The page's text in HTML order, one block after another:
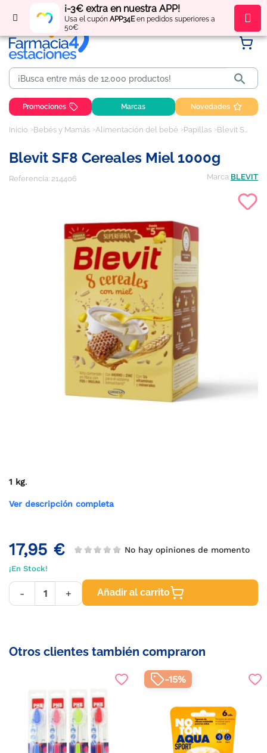
¡-3€ extra en nuestra APP!
Usa el cupón APP34Een pedidos superiores a
50€
Regístratey obténpuntos por tus compras

Promociones Marcas Novedades
Inicio Bebés y Mamás Alimentación del bebé Papillas Blevit SF8 Cereales Miel 1000g
Blevit SF8 Cereales Miel 1000g
Referencia: 214406 Marca BLEVIT
1 kg.
Ver descripción completa
17,95 € No hay opiniones de momento
¡En Stock!
- + Añadir al carrito
Otros clientes también compraron
-15%